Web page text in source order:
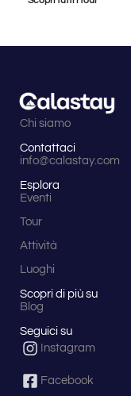
Chi siamo
Contattaci
info@calastay.com
Esplora
Eventi
Tour
Attività
Luoghi
Scopri di più su
Blog
Seguici su
Instagram
Facebook